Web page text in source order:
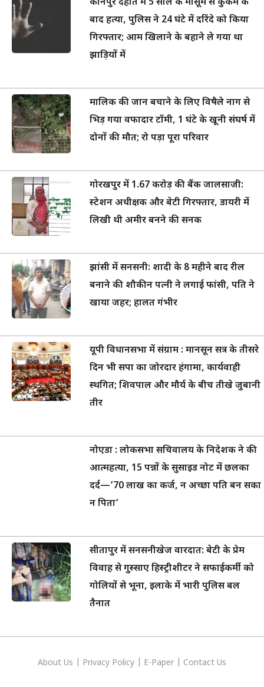
बाद हत्या, पुलिस ने 24 घंटे में दरिंदे को किया
गिरफ्तार; आम खिलाने के बहाने ले गया था
झाड़ियों में
मालिक की जान बचाने के लिए विषैले नाग से
भिड़ गया वफादार टॉमी, 1 घंटे के खूनी संघर्ष में
दोनों की मौत; रो पड़ा पूरा परिवार
गोरखपुर में 1.67 करोड़ की बैंक जालसाजी:
स्टेशन अधीक्षक और बेटी गिरफ्तार, डायरी में
लिखी थी अमीर बनने की सनक
झांसी में सनसनी: शादी के 8 महीने बाद रील
बनाने की शौकीन पत्नी ने लगाई फांसी, पति ने
खाया जहर; हालत गंभीर
यूपी विधानसभा में संग्राम : मानसून सत्र के तीसरे
दिन भी सपा का जोरदार हंगामा, कार्यवाही
स्थगित; शिवपाल और मौर्य के बीच तीखे जुबानी
तीर
नोएडा : लोकसभा सचिवालय के निदेशक ने की
आत्महत्या, 15 पन्नों के सुसाइड नोट में छलका
दर्द—’70 लाख का कर्ज, न अच्छा पति बन सका
न पिता’
सीतापुर में सनसनीखेज वारदात: बेटी के प्रेम
विवाह से गुस्साए हिस्ट्रीशीटर ने सफाईकर्मी को
गोलियों से भूना, इलाके में भारी पुलिस बल
तैनात
About Us Privacy Policy E-Paper Contact Us